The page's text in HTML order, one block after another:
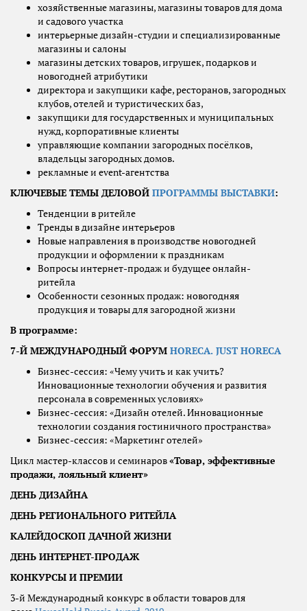
хозяйственные магазины, магазины товаров для дома
и садового участка
интерьерные дизайн-студии и специализированные
магазины и салоны
магазины детских товаров, игрушек, подарков и
новогодней атрибутики
директора и закупщики кафе, ресторанов, загородных
клубов, отелей и туристических баз,
закупщики для государственных и муниципальных
нужд, корпоративные клиенты
управляющие компании загородных посёлков,
владельцы загородных домов.
рекламные и event-агентства
КЛЮЧЕВЫЕ ТЕМЫ ДЕЛОВОЙ ПРОГРАММЫ ВЫСТАВКИ:
Тенденции в ритейле
Тренды в дизайне интерьеров
Новые направления в производстве новогодней
продукции и оформлении к праздникам
Вопросы интернет-продаж и будущее онлайн-
ритейла
Особенности сезонных продаж: новогодняя
продукция и товары для загородной жизни
В программе:
7-Й МЕЖДУНАРОДНЫЙ ФОРУМ HORECA. JUST HORECА
Бизнес-сессия: «Чему учить и как учить?
Инновационные технологии обучения и развития
персонала в современных условиях»
Бизнес-сессия: «Дизайн отелей. Инновационные
технологии создания гостиничного пространства»
Бизнес-сессия: «Маркетинг отелей»
Цикл мастер-классов и семинаров«Товар, эффективные
продажи, лояльный клиент»
ДЕНЬ ДИЗАЙНА
ДЕНЬ РЕГИОНАЛЬНОГО РИТЕЙЛА
КАЛЕЙДОСКОП ДАЧНОЙ ЖИЗНИ
ДЕНЬ ИНТЕРНЕТ-ПРОДАЖ
КОНКУРСЫ И ПРЕМИИ
3-й Международный конкурс в области товаров для